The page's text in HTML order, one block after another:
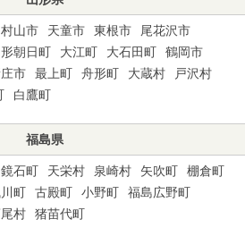
村山市 天童市 東根市
尾花沢市
朝日町 大江町 大石田町
鶴岡市
市 最上町 舟形町 大蔵村
戸沢村
白鷹町
福島県
鏡石町 天栄村 泉崎村 矢吹町
棚倉町
町 古殿町 小野町
福島広野町
村 猪苗代町